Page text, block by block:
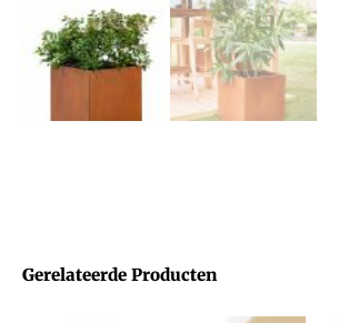
Gerelateerde Producten